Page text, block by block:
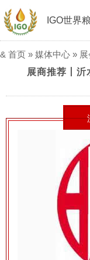
IGO世界
& 首页 » 媒体中心 »
展商推荐丨